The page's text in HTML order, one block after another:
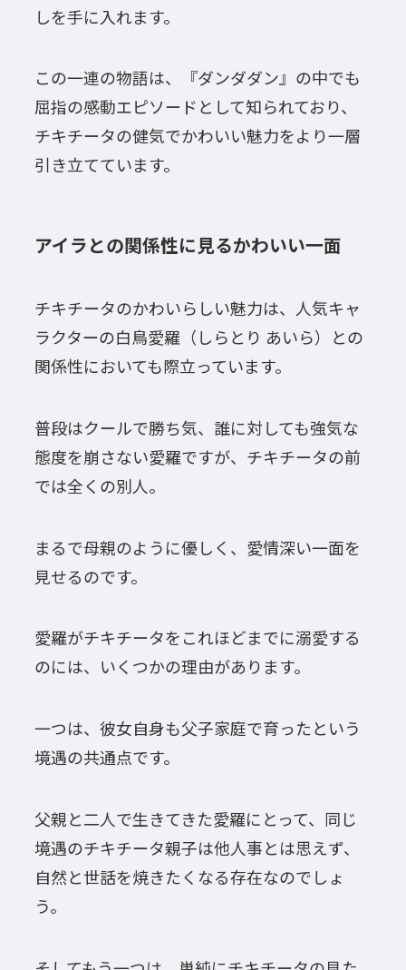
しを手に入れます。
この一連の物語は、『ダンダダン』の中でも
屈指の感動エピソードとして知られており、
チキチータの健気でかわいい魅力をより一層
引き立てています。
アイラとの関係性に見るかわいい一面
チキチータのかわいらしい魅力は、人気キャ
ラクターの白鳥愛羅（しらとり あいら）との
関係性においても際立っています。
普段はクールで勝ち気、誰に対しても強気な
態度を崩さない愛羅ですが、チキチータの前
では全くの別人。
まるで母親のように優しく、愛情深い一面を
見せるのです。
愛羅がチキチータをこれほどまでに溺愛する
のには、いくつかの理由があります。
一つは、彼女自身も父子家庭で育ったという
境遇の共通点です。
父親と二人で生きてきた愛羅にとって、同じ
境遇のチキチータ親子は他人事とは思えず、
自然と世話を焼きたくなる存在なのでしょ
う。